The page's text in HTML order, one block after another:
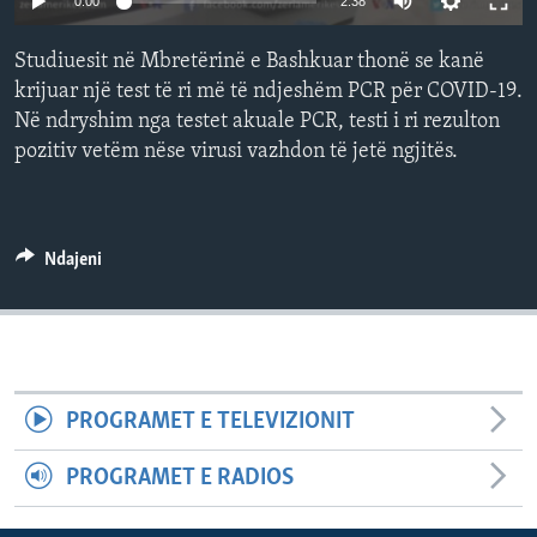
INTERVISTA
DITARI
Studiuesit në Mbretërinë e Bashkuar thonë se kanë
krijuar një test të ri më të ndjeshëm PCR për COVID-19.
Në ndryshim nga testet akuale PCR, testi i ri rezulton
pozitiv vetëm nëse virusi vazhdon të jetë ngjitës.
Ndajeni
PROGRAMET E TELEVIZIONIT
PROGRAMET E RADIOS